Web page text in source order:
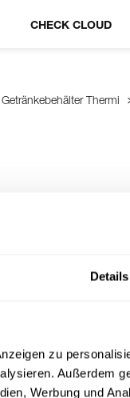
Details
zu
Außerdem
Werbung und
CHECK CLOUD
Getränkebehälter Thermi